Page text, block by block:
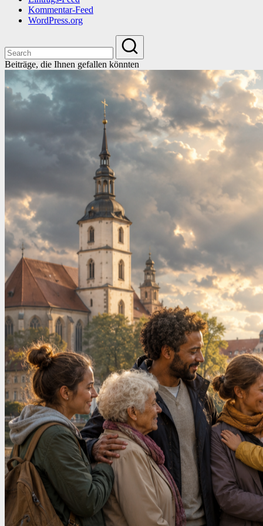
Kommentar-Feed
WordPress.org
Beiträge, die Ihnen gefallen könnten